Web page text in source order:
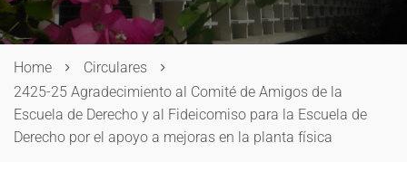
Home
Circulares
2425-25 Agradecimiento al Comité de Amigos de la
Escuela de Derecho y al Fideicomiso para la Escuela de
Derecho por el apoyo a mejoras en la planta física